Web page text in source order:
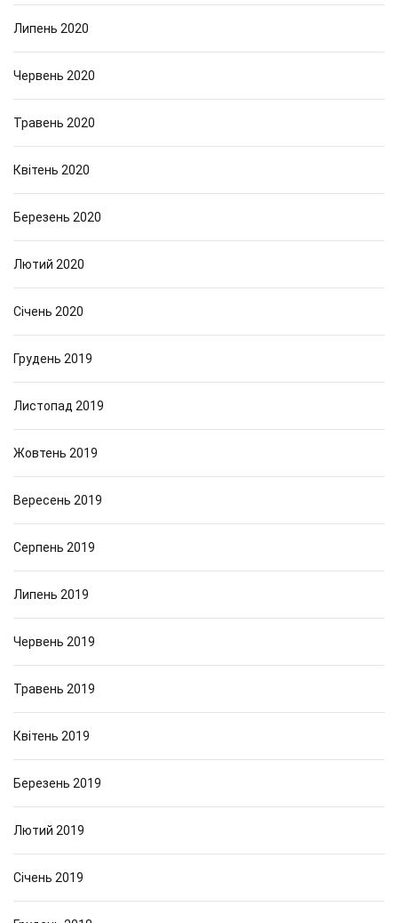
Липень 2020
Червень 2020
Травень 2020
Квітень 2020
Березень 2020
Лютий 2020
Січень 2020
Грудень 2019
Листопад 2019
Жовтень 2019
Вересень 2019
Серпень 2019
Липень 2019
Червень 2019
Травень 2019
Квітень 2019
Березень 2019
Лютий 2019
Січень 2019